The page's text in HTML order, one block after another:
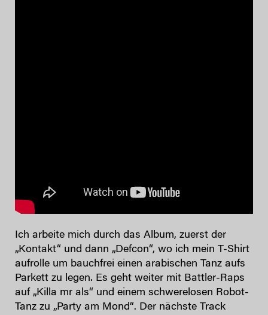
Ich arbeite mich durch das Album, zuerst der
„Kontakt“ und dann „Defcon“, wo ich mein T-Shirt
aufrolle um bauchfrei einen arabischen Tanz aufs
Parkett zu legen. Es geht weiter mit Battler-Raps
auf „Killa mr als“ und einem schwerelosen Robot-
Tanz zu „Party am Mond“. Der nächste Track